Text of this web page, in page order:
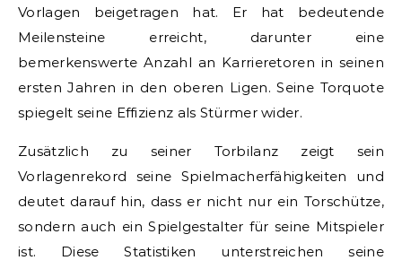
Vorlagen beigetragen hat. Er hat bedeutende
Meilensteine erreicht, darunter eine
bemerkenswerte Anzahl an Karrieretoren in seinen
ersten Jahren in den oberen Ligen. Seine Torquote
spiegelt seine Effizienz als Stürmer wider.
Zusätzlich zu seiner Torbilanz zeigt sein
Vorlagenrekord seine Spielmacherfähigkeiten und
deutet darauf hin, dass er nicht nur ein Torschütze,
sondern auch ein Spielgestalter für seine Mitspieler
ist. Diese Statistiken unterstreichen seine